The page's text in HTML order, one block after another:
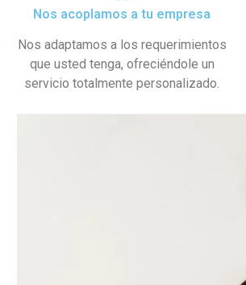
Nos acoplamos a tu empresa
Nos adaptamos a los requerimientos
que usted tenga, ofreciéndole un
servicio totalmente personalizado.